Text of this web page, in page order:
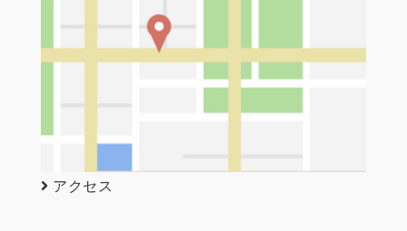
アクセス